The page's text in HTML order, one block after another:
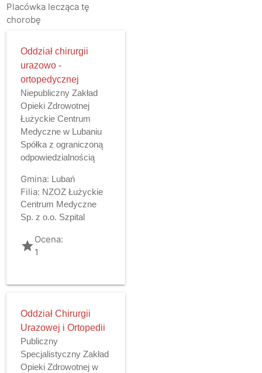
Placówka lecząca tę
chorobę
Oddział chirurgii
urazowo -
ortopedycznej
Niepubliczny Zakład
Opieki Zdrowotnej
Łużyckie Centrum
Medyczne w Lubaniu
Spółka z ograniczoną
odpowiedzialnością
Gmina: Lubań
Filia: NZOZ Łużyckie
Centrum Medyczne
Sp. z o.o. Szpital
gradeOcena:
1
Oddział Chirurgii
Urazowej i Ortopedii
Publiczny
Specjalistyczny Zakład
Opieki Zdrowotnej w